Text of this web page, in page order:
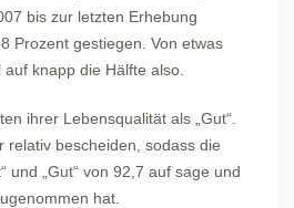
bis zur letzten Erhebung
Prozent gestiegen. Von etwas
knapp die Hälfte also.
ihrer Lebensqualität als „Gut“.
relativ bescheiden, sodass die
und „Gut“ von 92,7 auf sage und
hat.